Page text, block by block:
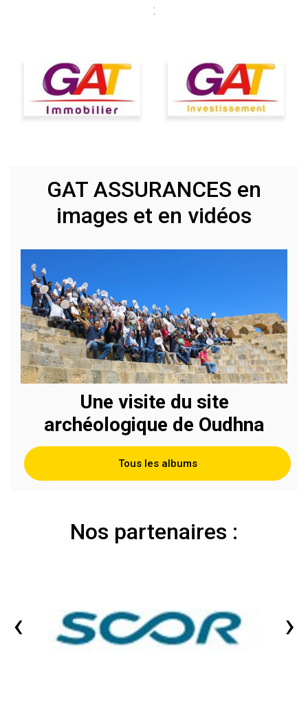
:
GAT ASSURANCES en
images et en vidéos
Une visite du site
archéologique de Oudhna
Tous les albums
Nos partenaires :
‹ ›